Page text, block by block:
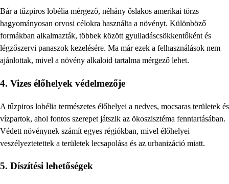
Bár a tűzpiros lobélia mérgező, néhány őslakos amerikai törzs
hagyományosan orvosi célokra használta a növényt. Különböző
formákban alkalmazták, többek között gyulladáscsökkentőként és
légzőszervi panaszok kezelésére. Ma már ezek a felhasználások nem
ajánlottak, mivel a növény alkaloid tartalma mérgező lehet.
4. Vizes élőhelyek védelmezője
A tűzpiros lobélia természetes élőhelyei a nedves, mocsaras területek és
vízpartok, ahol fontos szerepet játszik az ökoszisztéma fenntartásában.
Védett növénynek számít egyes régiókban, mivel élőhelyei
veszélyeztetettek a területek lecsapolása és az urbanizáció miatt.
5. Díszítési lehetőségek